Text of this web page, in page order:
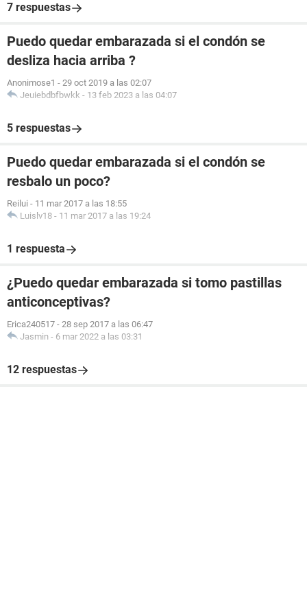
7 respuestas
Puedo quedar embarazada si el condón se
desliza hacia arriba ?
Anonimose1 - 29 oct 2019 a las 02:07
Jeuiebdbfbwkk - 13 feb 2023 a las 04:07
5 respuestas
Puedo quedar embarazada si el condón se
resbalo un poco?
Reilui - 11 mar 2017 a las 18:55
Luislv18 - 11 mar 2017 a las 19:24
1 respuesta
¿Puedo quedar embarazada si tomo pastillas
anticonceptivas?
Erica240517 - 28 sep 2017 a las 06:47
Jasmin - 6 mar 2022 a las 03:31
12 respuestas